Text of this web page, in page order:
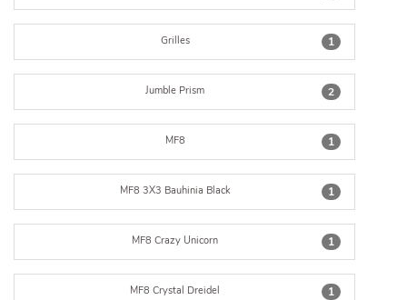
1
Grilles
2
Jumble Prism
1
MF8
1
MF8 3X3 Bauhinia Black
1
MF8 Crazy Unicorn
1
MF8 Crystal Dreidel